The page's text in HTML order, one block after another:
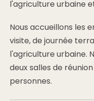
l'agriculture urbaine
Nous accueillons les
visite, de journée
l'agriculture urbaine.
deux salles de
personnes.